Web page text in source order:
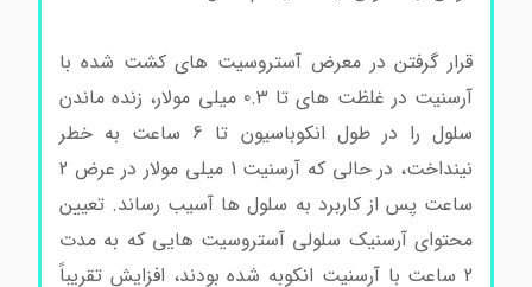
قرار گرفتن در معرض آستروسیت های کشت شده با
آرسنیت در غلظت های تا 0.3 میلی مولار، زنده ماندن
سلول را در طول انکوباسیون تا 6 ساعت به خطر
نینداخت، در حالی که آرسنیت 1 میلی مولار در عرض 2
ساعت پس از کاربرد به سلول ها آسیب رساند. تعیین
محتوای آرسنیک سلولی آستروسیت هایی که به مدت
2 ساعت با آرسنیت انکوبه شده بودند، افزایش تقریباً